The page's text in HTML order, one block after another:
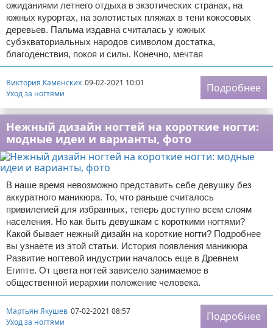
ожиданиями летнего отдыха в экзотических странах, на
южных курортах, на золотистых пляжах в тени кокосовых
деревьев. Пальма издавна считалась у южных
субэкваториальных народов символом достатка,
благоденствия, покоя и силы. Конечно, мечтая
Виктория Каменских 09-02-2021 10:01
Уход за ногтями
Подробнее
Нежный дизайн ногтей на короткие ногти:
модные идеи и варианты, фото
В наше время невозможно представить себе девушку без
аккуратного маникюра. То, что раньше считалось
привилегией для избранных, теперь доступно всем слоям
населения. Но как быть девушкам с короткими ногтями?
Какой бывает нежный дизайн на короткие ногти? Подробнее
вы узнаете из этой статьи. История появления маникюра
Развитие ногтевой индустрии началось еще в Древнем
Египте. От цвета ногтей зависело занимаемое в
общественной иерархии положение человека.
Мартьян Якушев 07-02-2021 08:57
Уход за ногтями
Подробнее